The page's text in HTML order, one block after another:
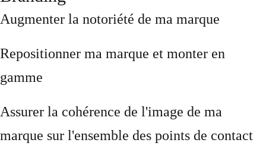
Augmenter la notoriété de ma marque
Repositionner ma marque et monter en
gamme
Assurer la cohérence de l'image de ma
marque sur l'ensemble des points de contact